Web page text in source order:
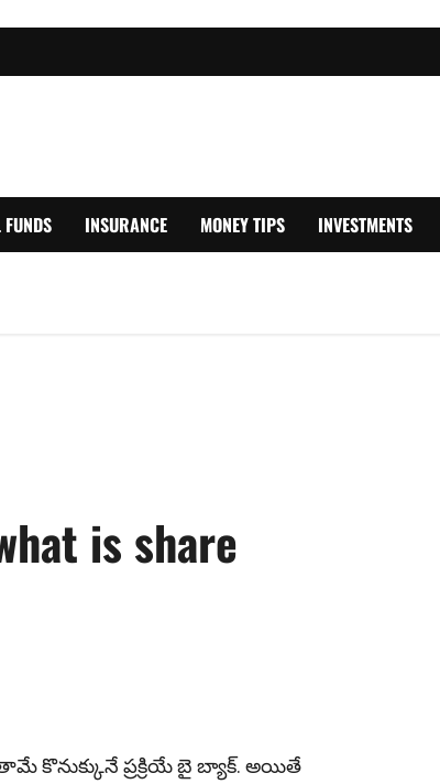
INSURANCE MONEY TIPS INVESTMENTS
is share
కొనుక్కునే ప్రక్రియే బై బ్యాక్‌. అయితే